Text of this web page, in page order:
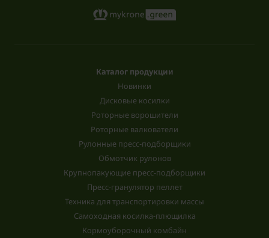
Каталог продукции
Новинки
Дисковые косилки
Роторные ворошители
Роторные валкователи
Рулонные пресс-подборщики
Обмотчик рулонов
Крупнопакующие пресс-подборщики
Пресс-гранулятор пеллет
Техника для транспортировки массы
Самоходная косилка-плющилка
Кормоуборочный комбайн